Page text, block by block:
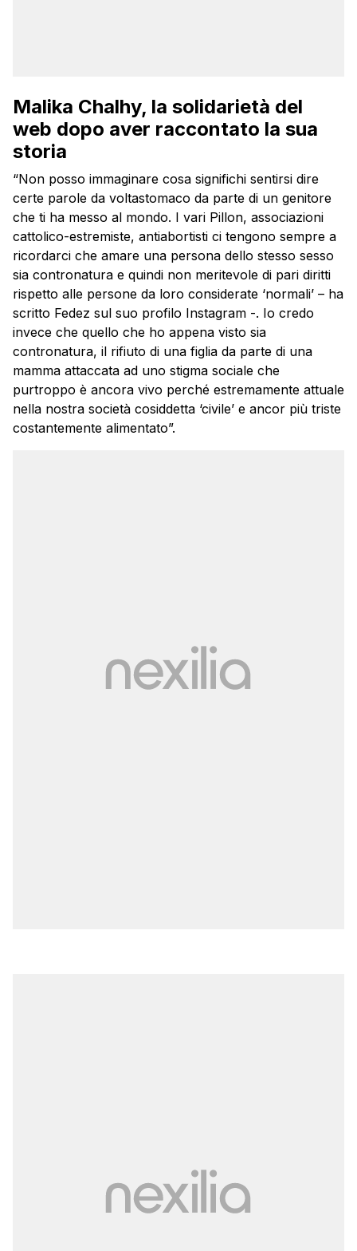
Malika Chalhy, la solidarietà del
web dopo aver raccontato la sua
storia
“Non posso immaginare cosa significhi sentirsi dire
certe parole da voltastomaco da parte di un genitore
che ti ha messo al mondo. I vari Pillon, associazioni
cattolico-estremiste, antiabortisti ci tengono sempre a
ricordarci che amare una persona dello stesso sesso
sia contronatura e quindi non meritevole di pari diritti
rispetto alle persone da loro considerate ‘normali’ – ha
scritto Fedez sul suo profilo Instagram -. Io credo
invece che quello che ho appena visto sia
contronatura, il rifiuto di una figlia da parte di una
mamma attaccata ad uno stigma sociale che
purtroppo è ancora vivo perché estremamente attuale
nella nostra società cosiddetta ‘civile’ e ancor più triste
costantemente alimentato”.